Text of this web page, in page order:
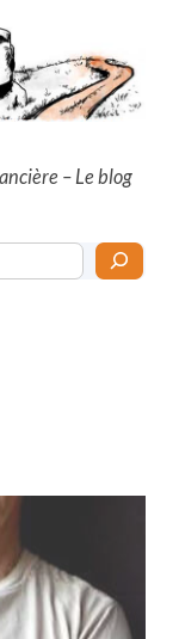
– Le blog